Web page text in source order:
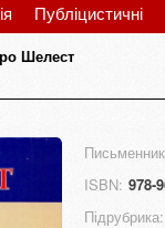
Публіцистичні
Шелест
ISBN: 978-
Підрубрика: